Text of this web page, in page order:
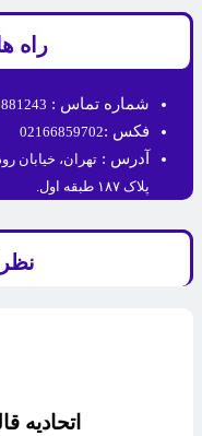
راه
شماره تماس :
فکس :02166859702
آدرس : تهران، خیابان
پلاک ۱۸۷ طبقه اول.
اتحادیه